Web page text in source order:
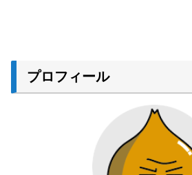
プロフィール